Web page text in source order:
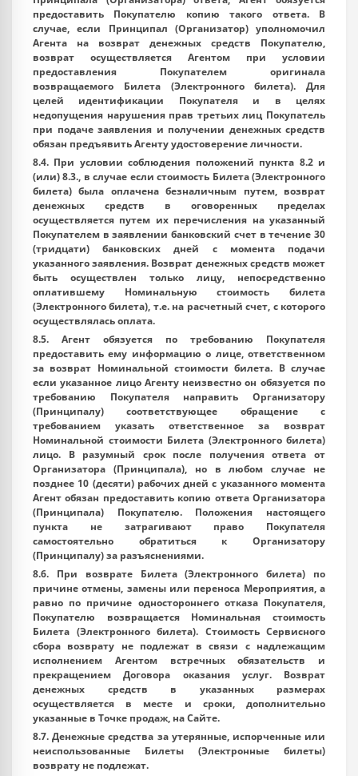
предоставить Покупателю копию такого ответа. В
случае, если Принципал (Организатор) уполномочил
Агента на возврат денежных средств Покупателю,
возврат осуществляется Агентом при условии
предоставления Покупателем оригинала
возвращаемого Билета (Электронного билета). Для
целей идентификации Покупателя и в целях
недопущения нарушения прав третьих лиц Покупатель
при подаче заявления и получении денежных средств
обязан предъявить Агенту удостоверение личности.
8.4. При условии соблюдения положений пункта 8.2 и
(или) 8.3., в случае если стоимость Билета (Электронного
билета) была оплачена безналичным путем, возврат
денежных средств в оговоренных пределах
осуществляется путем их перечисления на указанный
Покупателем в заявлении банковский счет в течение 30
(тридцати) банковских дней с момента подачи
указанного заявления. Возврат денежных средств может
быть осуществлен только лицу, непосредственно
оплатившему Номинальную стоимость билета
(Электронного билета), т.е. на расчетный счет, с которого
осуществлялась оплата.
8.5. Агент обязуется по требованию Покупателя
предоставить ему информацию о лице, ответственном
за возврат Номинальной стоимости билета. В случае
если указанное лицо Агенту неизвестно он обязуется по
требованию Покупателя направить Организатору
(Принципалу) соответствующее обращение с
требованием указать ответственное за возврат
Номинальной стоимости Билета (Электронного билета)
лицо. В разумный срок после получения ответа от
Организатора (Принципала), но в любом случае не
позднее 10 (десяти) рабочих дней с указанного момента
Агент обязан предоставить копию ответа Организатора
(Принципала) Покупателю. Положения настоящего
пункта не затрагивают право Покупателя
самостоятельно обратиться к Организатору
(Принципалу) за разъяснениями.
8.6. При возврате Билета (Электронного билета) по
причине отмены, замены или переноса Мероприятия, а
равно по причине одностороннего отказа Покупателя,
Покупателю возвращается Номинальная стоимость
Билета (Электронного билета). Стоимость Сервисного
сбора возврату не подлежат в связи с надлежащим
исполнением Агентом встречных обязательств и
прекращением Договора оказания услуг. Возврат
денежных средств в указанных размерах
осуществляется в месте и сроки, дополнительно
указанные в Точке продаж, на Сайте.
8.7. Денежные средства за утерянные, испорченные или
неиспользованные Билеты (Электронные билеты)
возврату не подлежат.